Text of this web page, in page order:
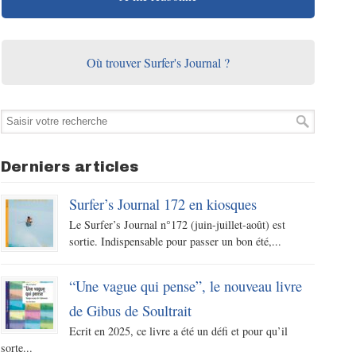
Où trouver Surfer's Journal ?
Derniers articles
Surfer’s Journal 172 en kiosques
Le Surfer’s Journal n°172 (juin-juillet-août) est
sortie. Indispensable pour passer un bon été,...
“Une vague qui pense”, le nouveau livre
de Gibus de Soultrait
Ecrit en 2025, ce livre a été un défi et pour qu’il
sorte...